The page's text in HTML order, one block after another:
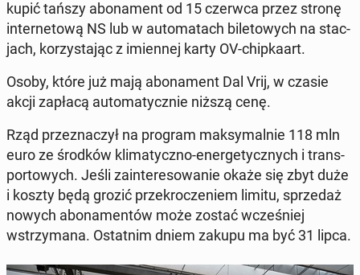
kupić tańszy abona­ment od 15 czerwca przez stronę
in­ter­ne­tową NS lub w au­tomat­ach bile­towych na stac­
jach, ko­rzys­ta­jąc z imi­en­nej karty OV-chip­kaart.
Osoby, które już mają abona­ment Dal Vrij, w czasie
akcji zapłacą au­tomaty­cznie niższą cenę.
Rząd przez­naczył na program maksy­mal­nie 118 mln
euro ze środków kli­maty­czno-en­er­gety­cznych i trans­
portowych. Jeśli zain­tere­sowanie okaże się zbyt duże
i koszty będą grozić przekrocze­niem limitu, sprzedaż
nowych abona­men­tów może zostać wcześniej
wstrzy­mana. Os­tat­nim dniem zakupu ma być 31 lipca.